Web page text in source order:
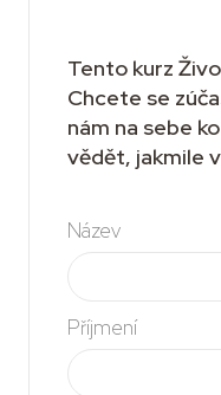
Tento kurz
Chcete se
nám na sebe
vědět, jakmile
Název
Příjmení